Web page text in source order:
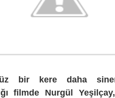
bir kere daha
filmde Nurgül